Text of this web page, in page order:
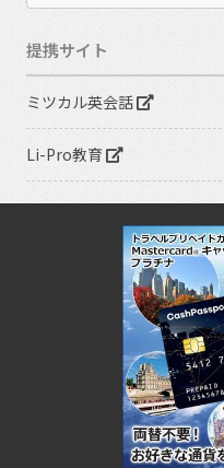
提携サイト
ミツカル英会話
Li-Pro教育